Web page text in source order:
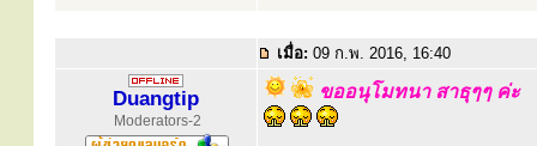
เมื่อ: 09 ก.พ. 2016, 16:40
Duangtip
Moderators-2
ขออนุโมทนา สาธุๆๆ ค่ะ